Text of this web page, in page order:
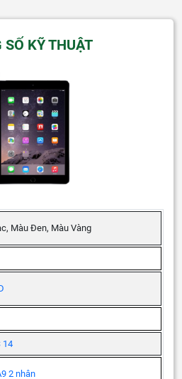
SỐ KỸ THUẬT
Màu Đen, Màu Vàng
14
2 nhân